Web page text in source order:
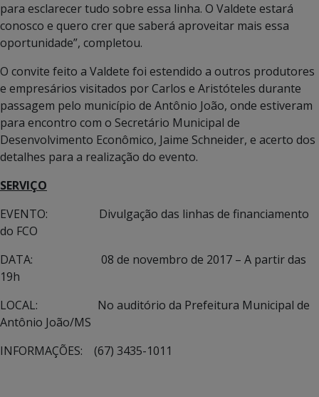
para esclarecer tudo sobre essa linha. O Valdete estará
conosco e quero crer que saberá aproveitar mais essa
oportunidade”, completou.
O convite feito a Valdete foi estendido a outros produtores
e empresários visitados por Carlos e Aristóteles durante
passagem pelo município de Antônio João, onde estiveram
para encontro com o Secretário Municipal de
Desenvolvimento Econômico, Jaime Schneider, e acerto dos
detalhes para a realização do evento.
SERVIÇO
EVENTO: Divulgação das linhas de financiamento
do FCO
DATA: 08 de novembro de 2017 – A partir das
19h
LOCAL: No auditório da Prefeitura Municipal de
Antônio João/MS
INFORMAÇÕES: (67) 3435-1011